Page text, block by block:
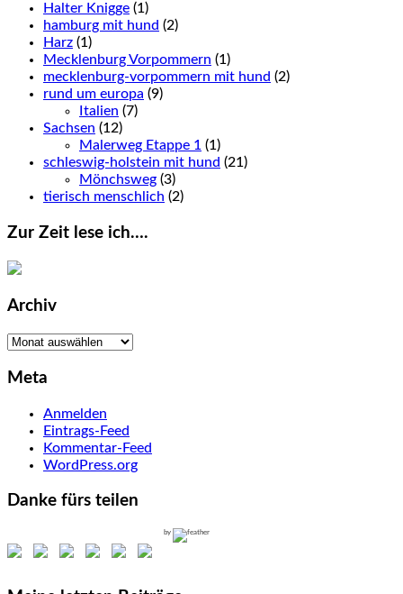
Halter Knigge (1)
hamburg mit hund (2)
Harz (1)
Mecklenburg Vorpommern (1)
mecklenburg-vorpommern mit hund (2)
rund um europa (9)
Italien (7)
Sachsen (12)
Malerweg Etappe 1 (1)
schleswig-holstein mit hund (21)
Mönchsweg (3)
tierisch menschlich (2)
Zur Zeit lese ich….
Archiv
Archiv
Meta
Anmelden
Eintrags-Feed
Kommentar-Feed
WordPress.org
Danke fürs teilen
by